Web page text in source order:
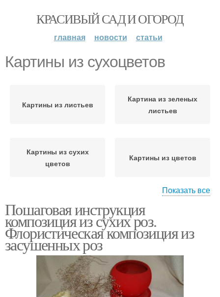
КРАСИВЫЙ САД И ОГОРОД
главная новости статьи
Картины из сухоцветов
Картины из листьев
Картина из зеленых
листьев
Картины из сухих
цветов
Картины из цветов
искусственных цветов
Картины из шерсти
Панно из сухоцветов
Картины из зеленых
листьев
Показать все
Пошаговая инструкция
композиция из сухих роз.
Флористическая композиция из
засушенных роз